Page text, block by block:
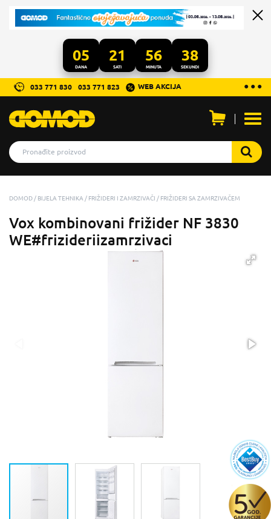
05
DANA
21
SATI
56
MINUTA
38
SEKUNDI
...
● ● ●
033 771 830 033 771 823 WEB AKCIJA
DOMOD BIJELA TEHNIKA FRIŽIDERI I ZAMRZIVAČI FRIŽIDERI SA ZAMRZIVAČEM
Vox kombinovani frižider NF 3830
WE#frizideriizamrzivaci